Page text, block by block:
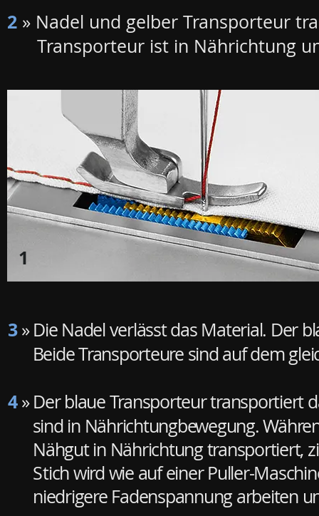
2 » Nadel und gelber Transporteur
Transporteur ist in Nährichtung
1
3» Die Nadel verlässt das Material. Der
BeideTransporteure sind auf dem
4» Der blaue Transporteur transportiert
sind in Nährichtungbewegung.
Nähgut in Nährichtung transportiert,
Stich wird wie auf einer Puller-
niedrigere Fadenspannung arbeiten